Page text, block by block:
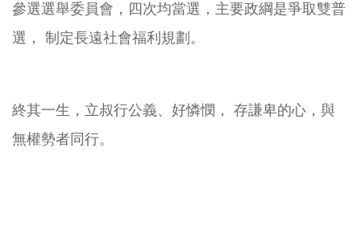
參選選舉委員會，四次均當選，主要政綱是爭取雙普
選， 制定長遠社會福利規劃。
終其一生，立叔行公義、好憐憫， 存謙卑的心，與
無權勢者同行。